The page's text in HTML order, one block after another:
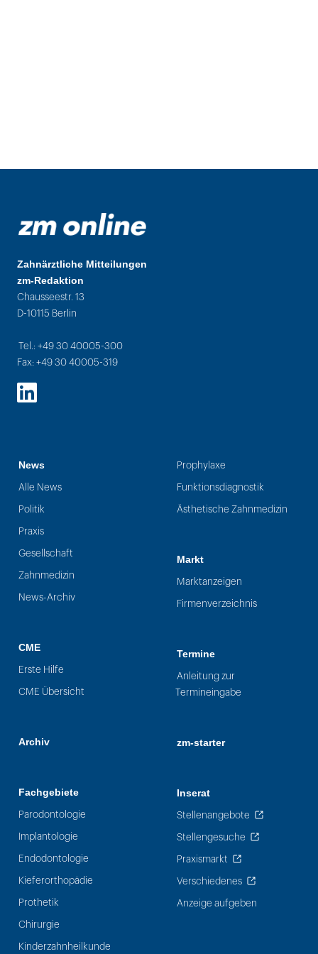
Zahnärztliche Mitteilungen
zm-Redaktion
Chausseestr. 13
D-10115 Berlin
Tel.: +49 30 40005-300
Fax: +49 30 40005-319
LinkedIn
News
Alle News
Politik
Praxis
Gesellschaft
Zahnmedizin
News-Archiv
CME
Erste Hilfe
CME Übersicht
Archiv
Fachgebiete
Parodontologie
Implantologie
Endodontologie
Kieferorthopädie
Prothetik
Chirurgie
Kinderzahnheilkunde
Prophylaxe
Funktionsdiagnostik
Ästhetische Zahnmedizin
Markt
Marktanzeigen
Firmenverzeichnis
Termine
Anleitung zur
Termineingabe
zm-starter
Inserat
Stellenangebote
Stellengesuche
Praxismarkt
Verschiedenes
Anzeige aufgeben